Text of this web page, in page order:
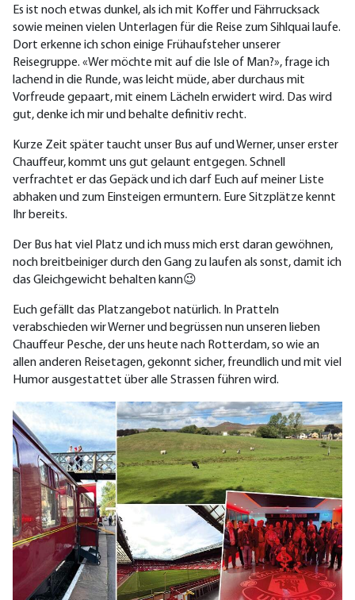
Es ist noch etwas dunkel, als ich mit Koffer und Fährrucksack
sowie meinen vielen Unterlagen für die Reise zum Sihlquai laufe.
Dort erkenne ich schon einige Frühaufsteher unserer
Reisegruppe. «Wer möchte mit auf die Isle of Man?», frage ich
lachend in die Runde, was leicht müde, aber durchaus mit
Vorfreude gepaart, mit einem Lächeln erwidert wird. Das wird
gut, denke ich mir und behalte definitiv recht.
Kurze Zeit später taucht unser Bus auf und Werner, unser erster
Chauffeur, kommt uns gut gelaunt entgegen. Schnell
verfrachtet er das Gepäck und ich darf Euch auf meiner Liste
abhaken und zum Einsteigen ermuntern. Eure Sitzplätze kennt
Ihr bereits.
Der Bus hat viel Platz und ich muss mich erst daran gewöhnen,
noch breitbeiniger durch den Gang zu laufen als sonst, damit ich
das Gleichgewicht behalten kann😉
Euch gefällt das Platzangebot natürlich. In Pratteln
verabschieden wir Werner und begrüssen nun unseren lieben
Chauffeur Pesche, der uns heute nach Rotterdam, so wie an
allen anderen Reisetagen, gekonnt sicher, freundlich und mit viel
Humor ausgestattet über alle Strassen führen wird.